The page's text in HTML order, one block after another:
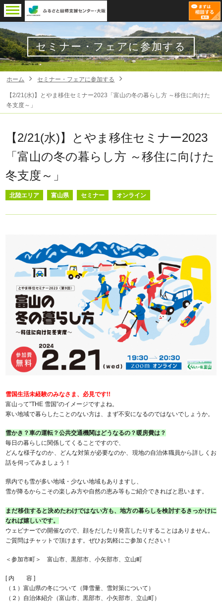
セミナー・フェアに参加する
ホーム セミナー・フェアに参加する
【2/21(水)】とやま移住セミナー2023「富山の冬の暮らし方 ～移住に向けた
冬支度～」
【2/21(水)】とやま移住セミナー2023
「富山の冬の暮らし方 ～移住に向けた
冬支度～」
北陸エリア 富山県 セミナー オンライン
雪国生活未経験のみなさま、必見です!!
富山って”THE 雪国”のイメージですよね。
寒い地域で暮らしたことのない方は、まず不安になるのではないでしょうか。
雪かき？車の運転？公共交通機関はどうなるの？暖房費は？
毎日の暮らしに関係してくることですので、
どんな様子なのか、どんな対策が必要なのか、現地の自治体職員から詳しくお
話を伺ってみましょう！
県内でも雪が多い地域・少ない地域もありますし、
雪が降るからこその楽しみ方や自然の恵み等もご紹介できればと思います。
まだ移住すると決めたわけではない方も、地方の暮らしを検討するきっかけに
なれば嬉しいです。
ウェビナーでの開催なので、顔をだしたり発言したりすることはありません。
ご質問はチャットで頂けます。ぜひお気軽にご参加ください！
＜参加市町＞ 富山市、黒部市、小矢部市、立山町
[ 内 容 ]
（１）富山県の冬について（降雪量、雪対策について）
（２）自治体紹介（富山市、黒部市、小矢部市、立山町）